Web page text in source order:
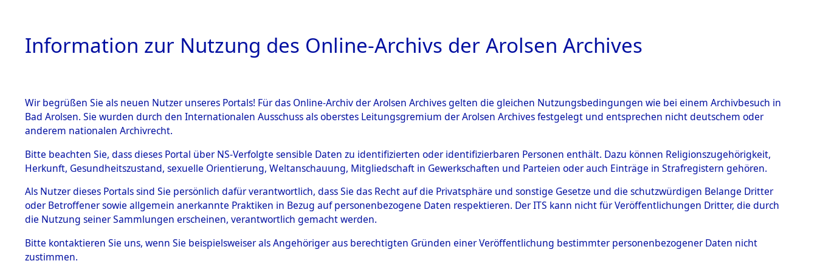
HOME BESTANDSBESCHREIBUNG PERSONENINDEX PERSON
BESTÄNDE
Inhaftierungsdoku
mente
1.2.9 Beim ITS
verwahrte
1.2.9.1
Effekten aus
3AktenfürKOSINSKI, EDWARD
KOSINSKI, EDWARD
geb. 23. Januar 1927
Land
Polen
Information zur Nutzung des Online-Archivs der Arolsen Archives
Wir begrüßen Sie als neuen Nutzer unseres Portals! Für das Online-Archiv der Arolsen Archives gelten die gleichen Nutzungsbedingungen wie bei einem Archivbesuch in
Bad Arolsen. Sie wurden durch den Internationalen Ausschuss als oberstes Leitungsgremium der Arolsen Archives festgelegt und entsprechen nicht deutschem oder
anderem nationalen Archivrecht.
Bitte beachten Sie, dass dieses Portal über NS-Verfolgte sensible Daten zu identifizierten oder identifizierbaren Personen enthält. Dazu können Religionszugehörigkeit,
Herkunft, Gesundheitszustand, sexuelle Orientierung, Weltanschauung, Mitgliedschaft in Gewerkschaften und Parteien oder auch Einträge in Strafregistern gehören.
Als Nutzer dieses Portals sind Sie persönlich dafür verantwortlich, dass Sie das Recht auf die Privatsphäre und sonstige Gesetze und die schutzwürdigen Belange Dritter
oder Betroffener sowie allgemein anerkannte Praktiken in Bezug auf personenbezogene Daten respektieren. Der ITS kann nicht für Veröffentlichungen Dritter, die durch
die Nutzung seiner Sammlungen erscheinen, verantwortlich gemacht werden.
Bitte kontaktieren Sie uns, wenn Sie beispielsweiser als Angehöriger aus berechtigten Gründen einer Veröffentlichung bestimmter personenbezogener Daten nicht
zustimmen.